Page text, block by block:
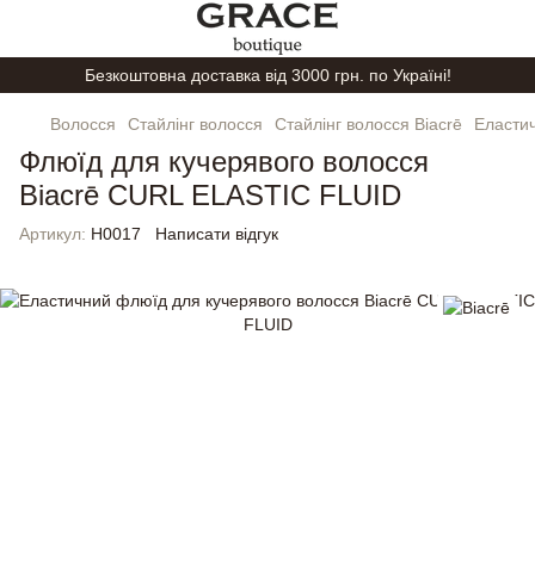
Безкоштовна доставка від 3000 грн. по Україні!
Волосся Стайлінг волосся Стайлінг волосся Biacrē
Флюїд для кучерявого волосся
Biacrē CURL ELASTIC FLUID
Артикул: H0017 Написати відгук